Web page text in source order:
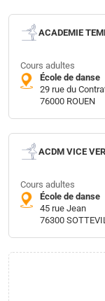
ACADEMIE
Cours adultes
École de danse
29 rue du
76000 ROUEN
ACDM VICE
Cours adultes
École de danse
45 rue Jean
76300